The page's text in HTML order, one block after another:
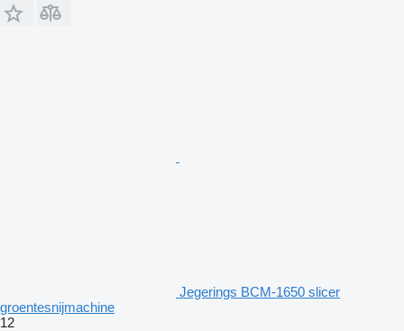
Jegerings BCM-1650 slicer
groentesnijmachine
12